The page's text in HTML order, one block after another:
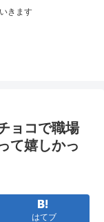
きます
ョコで職場
て嬉しかっ
はてブ